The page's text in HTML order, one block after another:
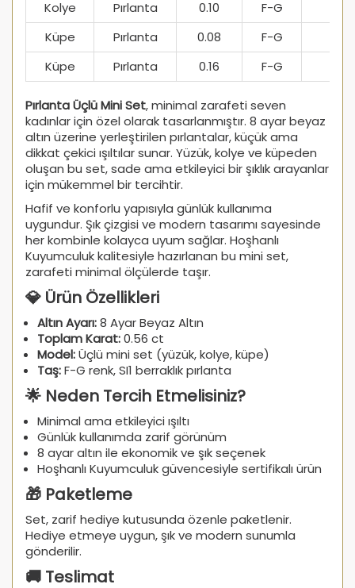
Kolye Pırlanta 0.10 F-G
Küpe
Pırlanta 0.08 F-G
Küpe
Pırlanta 0.16 F-G
Pırlanta Üçlü Mini Set, minimal zarafeti seven
kadınlar için özel olarak tasarlanmıştır. 8 ayar beyaz
altın üzerine yerleştirilen pırlantalar, küçük ama
dikkat çekici ışıltılar sunar. Yüzük, kolye ve küpeden
oluşan bu set, sade ama etkileyici bir şıklık arayanlar
için mükemmel bir tercihtir.
Hafif ve konforlu yapısıyla günlük kullanıma
uygundur. Şık çizgisi ve modern tasarımı sayesinde
her kombinle kolayca uyum sağlar. Hoşhanlı
Kuyumculuk kalitesiyle hazırlanan bu mini set,
zarafeti minimal ölçülerde taşır.
💎 Ürün Özellikleri
Altın Ayarı:8 Ayar Beyaz Altın
Toplam Karat:0.56 ct
Model:Üçlü mini set (yüzük, kolye, küpe)
Taş:F-G renk, SI1 berraklık pırlanta
🌟 Neden Tercih Etmelisiniz?
Minimal ama etkileyici ışıltı
Günlük kullanımda zarif görünüm
8 ayar altın ile ekonomik ve şık seçenek
Hoşhanlı Kuyumculuk güvencesiyle sertifikalı ürün
🎁 Paketleme
Set, zarif hediye kutusunda özenle paketlenir.
Hediye etmeye uygun, şık ve modern sunumla
gönderilir.
🚚 Teslimat